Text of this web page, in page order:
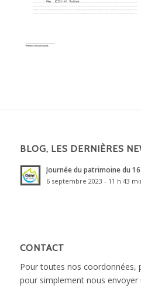
BLOG, LES DERNIÈRES
Journée du patrimoine du
6 septembre 2023 - 11 h 43
CONTACT
Pour toutes nos coordonnées,
pour simplement nous envoyer